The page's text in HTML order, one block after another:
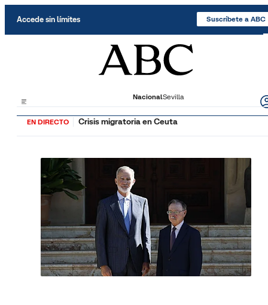
Accede sin límites Suscríbete a ABC
NacionalSevilla
EN DIRECTO Crisis migratoria en Ceuta